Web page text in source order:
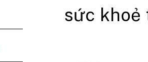
sức khoẻ